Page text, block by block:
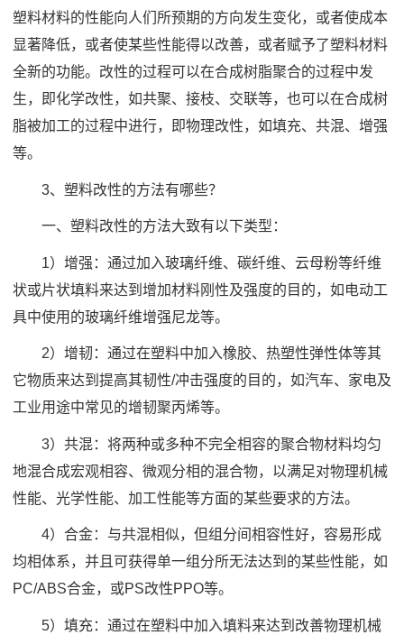
塑料材料的性能向人们所预期的方向发生变化，或者使成本
显著降低，或者使某些性能得以改善，或者赋予了塑料材料
全新的功能。改性的过程可以在合成树脂聚合的过程中发
生，即化学改性，如共聚、接枝、交联等，也可以在合成树
脂被加工的过程中进行，即物理改性，如填充、共混、增强
等。
3、塑料改性的方法有哪些？
一、塑料改性的方法大致有以下类型：
1）增强：通过加入玻璃纤维、碳纤维、云母粉等纤维
状或片状填料来达到增加材料刚性及强度的目的，如电动工
具中使用的玻璃纤维增强尼龙等。
2）增韧：通过在塑料中加入橡胶、热塑性弹性体等其
它物质来达到提高其韧性/冲击强度的目的，如汽车、家电及
工业用途中常见的增韧聚丙烯等。
3）共混：将两种或多种不完全相容的聚合物材料均匀
地混合成宏观相容、微观分相的混合物，以满足对物理机械
性能、光学性能、加工性能等方面的某些要求的方法。
4）合金：与共混相似，但组分间相容性好，容易形成
均相体系，并且可获得单一组分所无法达到的某些性能，如
PC/ABS合金，或PS改性PPO等。
5）填充：通过在塑料中加入填料来达到改善物理机械